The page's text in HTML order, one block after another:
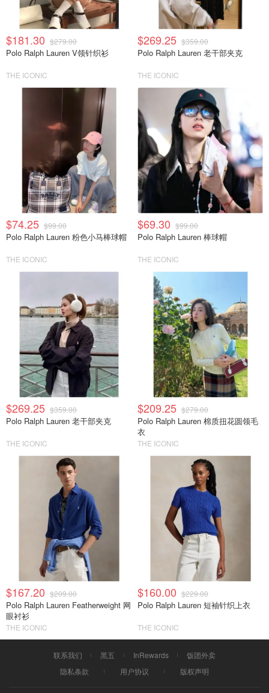
$181.30 $279.00
Polo Ralph Lauren V领针织衫
THE ICONIC
$269.25 $359.00
Polo Ralph Lauren 老干部夹克
THE ICONIC
$74.25 $99.00
Polo Ralph Lauren 粉色小马棒球帽
THE ICONIC
$69.30 $99.00
Polo Ralph Lauren 棒球帽
THE ICONIC
$269.25 $359.00
Polo Ralph Lauren 老干部夹克
THE ICONIC
$209.25 $279.00
Polo Ralph Lauren 棉质扭花圆领毛
衣
THE ICONIC
$167.20 $209.00
Polo Ralph Lauren Featherweight 网
眼衬衫
THE ICONIC
$160.00 $229.00
Polo Ralph Lauren 短袖针织上衣
THE ICONIC
联系我们 黑五 InRewards
饭团外卖
隐私条款
用户协议 版权声明